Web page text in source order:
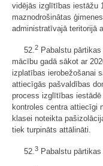
vidējās izglītības iestāžu
maznodrošinātas
administratīvajā teritorijā
52.2 Pabalstu
mācību gadā sākot ar
izplatības ierobežošanai
attiecīgās pašvaldības
process izglītības
kontroles centra attiecīgi
klasei noteikta
tiek turpināts attālināti.
52.3 Pabalstu